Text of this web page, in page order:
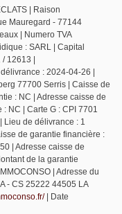
| Raison
Mauregard - 77144
| Numero TVA
: SARL | Capital
12613 |
: 2024-04-26 |
77700 Serris | Caisse de
: NC | Adresse caisse de
NC | Carte G : CPI 7701
Lieu de délivrance : 1
de garantie financière :
| Adresse caisse de
de la garantie
| Adresse du
- CS 25222 44505 LA
| Date